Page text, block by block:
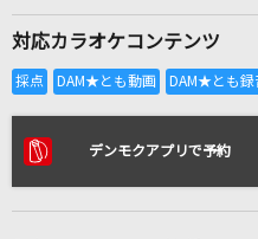
全国
[生音]越後水原
対応カラオケコンテンツ
デンモクアプリで予約